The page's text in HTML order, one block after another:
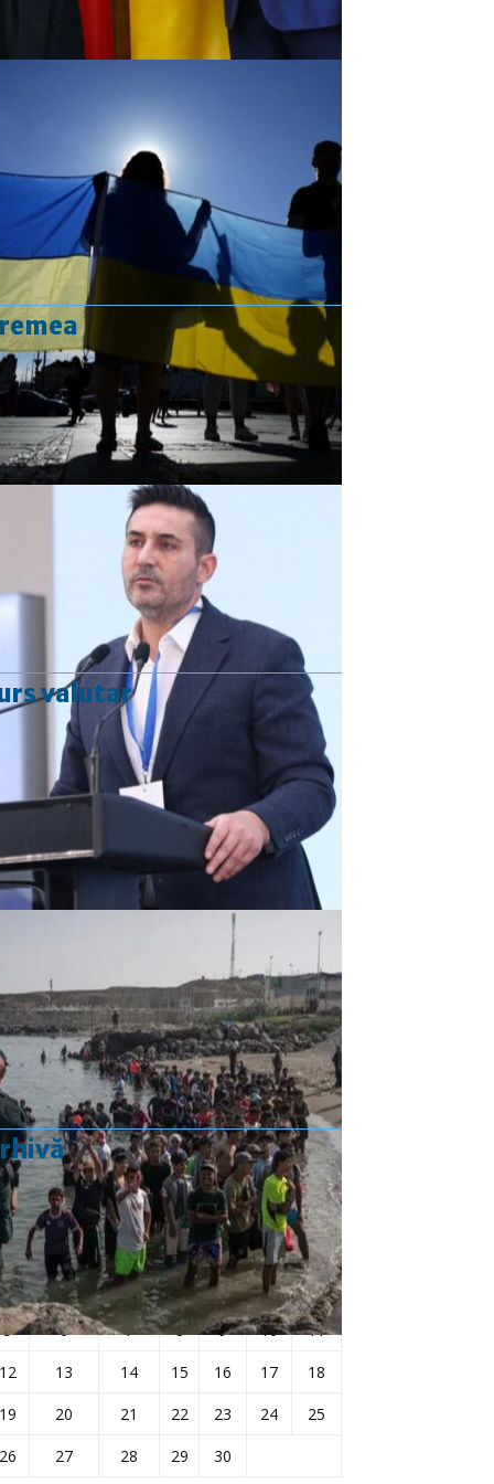
valutar
Curs valutar: 06 Aug 2026
EUR
: 5,2513 RON
+0,0024 ▲
: 4,5507 RON
+0,0027 ▲
+0,0011 ▲
GBP
: 6,1236 RON
-0,0008 ▼
Convertor valutar
Rezultat: -
septembrie 2022
L Ma Mi J V S D
2 3
4
5
6 7 8 9 10
11
12
13 14 15 16 17
18
19
20 21 22 23 24
25
26
27 28 29 30